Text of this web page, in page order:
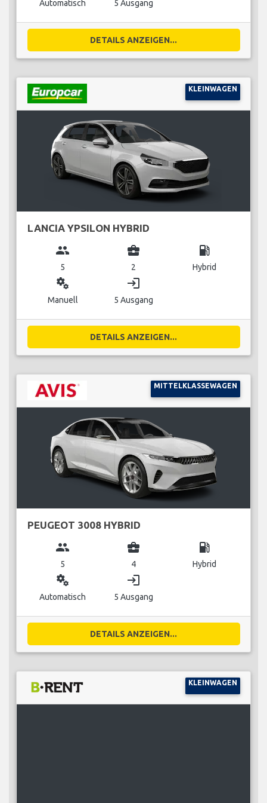
Automatisch 5 Ausgang
DETAILS ANZEIGEN...
KLEINWAGEN
LANCIA YPSILON HYBRID
group
5
business_center
2
local_gas_station
Hybrid
miscellaneous_services
Manuell
login
5 Ausgang
DETAILS ANZEIGEN...
MITTELKLASSEWAGEN
PEUGEOT 3008 HYBRID
group
5
business_center
4
local_gas_station
Hybrid
miscellaneous_services
Automatisch
login
5 Ausgang
DETAILS ANZEIGEN...
KLEINWAGEN